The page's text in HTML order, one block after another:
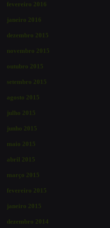
fevereiro 2016
janeiro 2016
dezembro 2015
novembro 2015
outubro 2015
setembro 2015
agosto 2015
julho 2015
junho 2015
maio 2015
abril 2015
março 2015
fevereiro 2015
janeiro 2015
dezembro 2014